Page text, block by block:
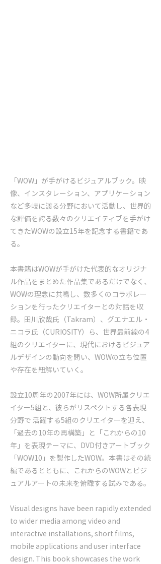
「WOW」が手がけるビジュアルブック。映
像、インスタレーション、アプリケーション
など多岐に渡る分野において活動し、世界的
な評価を誇る数々のクリエイティブを手がけ
てきたWOWの設立15年を記念する書籍であ
る。
本書籍はWOWが手がけた代表的なオリジナ
ル作品をまとめた作品集であるだけでなく、
WOWの理念に共鳴し、数多くのコラボレー
ションを行ったクリエイターとの対話を収
録。田川欣哉氏（Takram）、グエナエル・
ニコラ氏（CURIOSITY）ら、世界最前線の4
組のクリエイターに、現代におけるビジュア
ルデザインの動向を問い、WOWの立ち位置
や存在を紐解いていく。
設立10周年の2007年には、WOW所属クリエ
イター5組と、彼らがリスペクトする各表現
分野で 活躍する5組のクリエイターを迎え、
「過去の10年の再構築」と「これからの10
年」を表現テーマに、DVD付きアートブック
「WOW10」を製作したWOW。本書はその続
編であるとともに、これからのWOWとビジ
ュアルアートの未来を俯瞰する試みである。
Visual designs have been rapidly extended
to wider media among video and
interactive installations, short films,
mobile applications and user interface
design. This book showcases the work